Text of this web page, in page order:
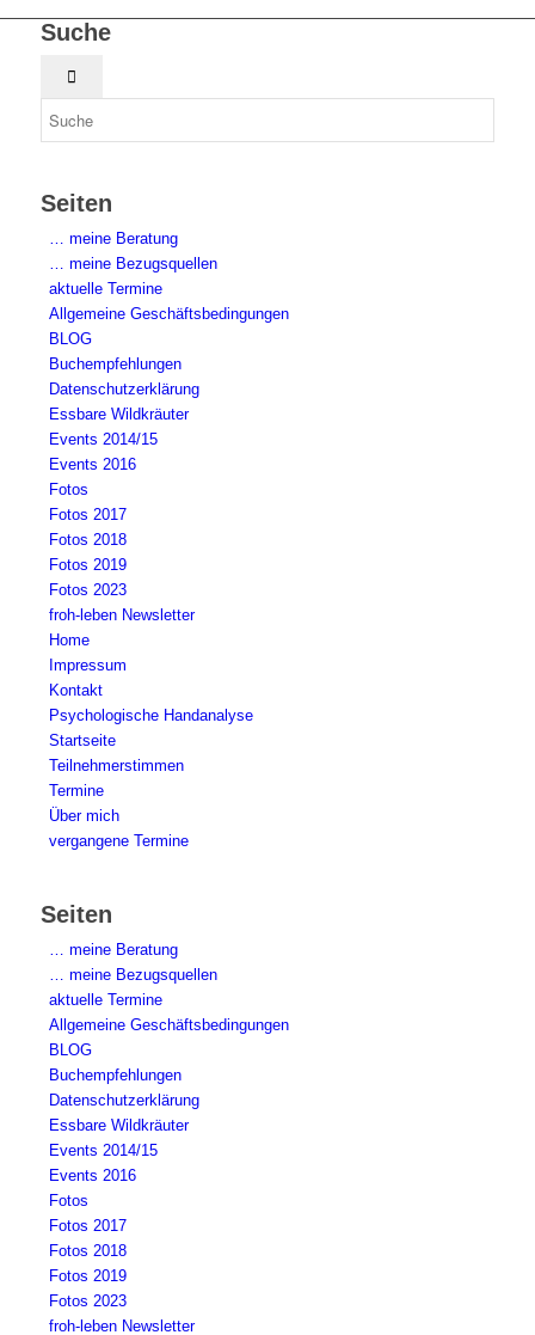
Suche
Seiten
… meine Beratung
… meine Bezugsquellen
aktuelle Termine
Allgemeine Geschäftsbedingungen
BLOG
Buchempfehlungen
Datenschutzerklärung
Essbare Wildkräuter
Events 2014/15
Events 2016
Fotos
Fotos 2017
Fotos 2018
Fotos 2019
Fotos 2023
froh-leben Newsletter
Home
Impressum
Kontakt
Psychologische Handanalyse
Startseite
Teilnehmerstimmen
Termine
Über mich
vergangene Termine
Seiten
… meine Beratung
… meine Bezugsquellen
aktuelle Termine
Allgemeine Geschäftsbedingungen
BLOG
Buchempfehlungen
Datenschutzerklärung
Essbare Wildkräuter
Events 2014/15
Events 2016
Fotos
Fotos 2017
Fotos 2018
Fotos 2019
Fotos 2023
froh-leben Newsletter